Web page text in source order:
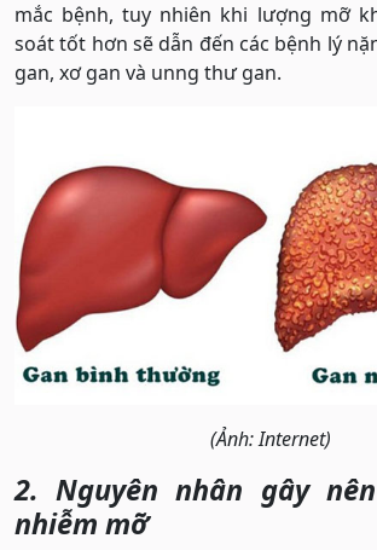
mắc bệnh, tuy nhiên khi lượng mỡ
soát tốt hơn sẽ dẫn đến các bệnh lý
gan, xơ gan và unng thư gan.
(Ảnh: Internet)
2. Nguyên nhân gây
nhiễm mỡ